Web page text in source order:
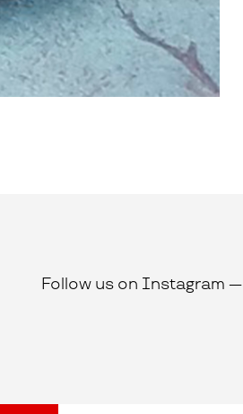
Follow us on Instagram —